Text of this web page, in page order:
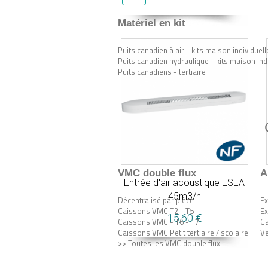
Matériel en kit
Puits canadien à air - kits maison
Puits canadien hydraulique - kits maison
Puits canadiens - tertiaire
VMC double flux
Décentralisé par pièce
Caissons VMC T2 - T5
Caissons VMC - T6 - T7
Caissons VMC Petit tertiaire / scolaire
>> Toutes les VMC double flux
Entrée d'air acoustique ESEA
45m3/h
15,60 €